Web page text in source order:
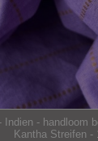
Indien - handloom
Kantha Streifen -